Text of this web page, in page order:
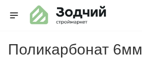
Поликарбонат 6мм